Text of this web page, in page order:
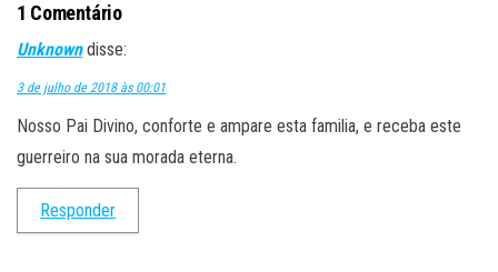
1 Comentário
Unknown disse:
3 de julho de 2018 às 00:01
Nosso Pai Divino, conforte e ampare esta familia, e receba este
guerreiro na sua morada eterna.
Responder